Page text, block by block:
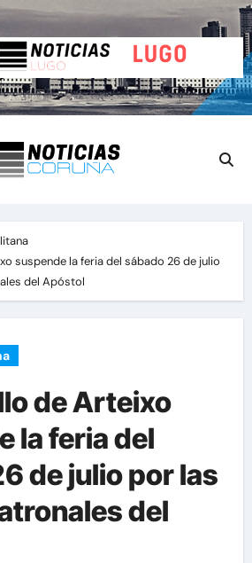
suspende la feria del sábado 26 de julio
del Apóstol
de Arteixo
la feria del
de julio por las
del